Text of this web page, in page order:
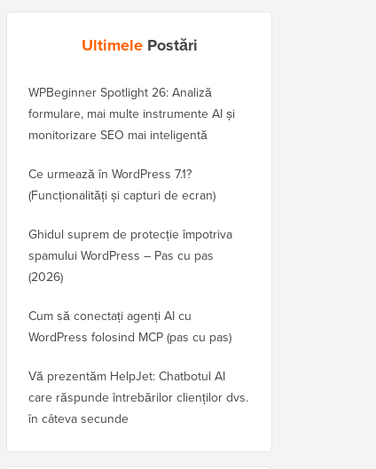
UltimelePostări
WPBeginner Spotlight 26: Analiză
formulare, mai multe instrumente AI și
monitorizare SEO mai inteligentă
Ce urmează în WordPress 7.1?
(Funcționalități și capturi de ecran)
Ghidul suprem de protecție împotriva
spamului WordPress – Pas cu pas
(2026)
Cum să conectați agenți AI cu
WordPress folosind MCP (pas cu pas)
Vă prezentăm HelpJet: Chatbotul AI
care răspunde întrebărilor clienților dvs.
în câteva secunde